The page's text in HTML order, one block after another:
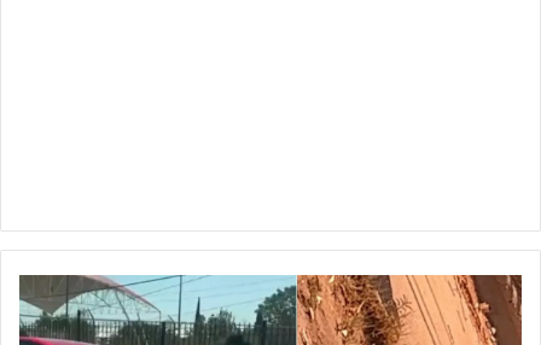
Mujer
lanza
el